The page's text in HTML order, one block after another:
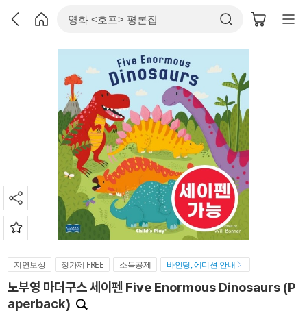
지연보상 정가제 FREE 소득공제 바인딩, 에디션 안내
노부영 마더구스 세이펜 Five Enormous Dinosaurs (P
aperback)